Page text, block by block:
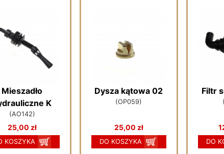
Mieszadło
K
(AO142)
25,00 zł
KOSZYKA
Dysza kątowa 02
(OP059)
25,00 zł
DO KOSZYKA
Filtr
DO